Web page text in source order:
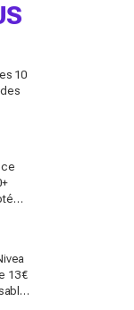
10
13 €